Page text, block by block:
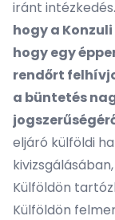
iránt intézkedés.
hogy a
hogy egy
rendőrt
a büntetés
eljáró külföldi
Külföldön
Külföldön